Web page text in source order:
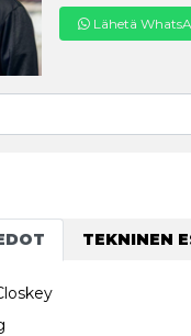
Lähetä
TEKNINEN